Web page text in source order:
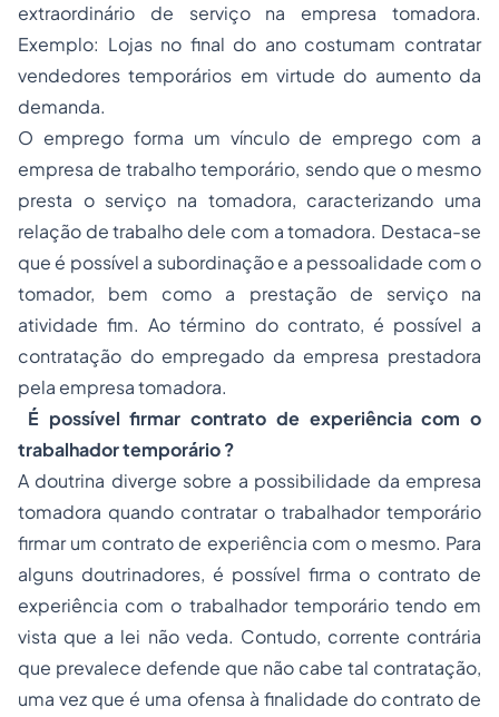
extraordinário de serviço na empresa tomadora.
Exemplo: Lojas no final do ano costumam contratar
vendedores temporários em virtude do aumento da
demanda.
O emprego forma um vínculo de emprego com a
empresa de trabalho temporário, sendo que o mesmo
presta o serviço na tomadora, caracterizando uma
relação de trabalho dele com a tomadora. Destaca-se
que é possível a subordinação e a pessoalidade com o
tomador, bem como a prestação de serviço na
atividade fim. Ao término do contrato, é possível a
contratação do empregado da empresa prestadora
pela empresa tomadora.
É possível firmar contrato de experiência com o
trabalhador temporário ?
A doutrina diverge sobre a possibilidade da empresa
tomadora quando contratar o trabalhador temporário
firmar um contrato de experiência com o mesmo. Para
alguns doutrinadores, é possível firma o contrato de
experiência com o trabalhador temporário tendo em
vista que a lei não veda. Contudo, corrente contrária
que prevalece defende que não cabe tal contratação,
uma vez que é uma ofensa à finalidade do contrato de